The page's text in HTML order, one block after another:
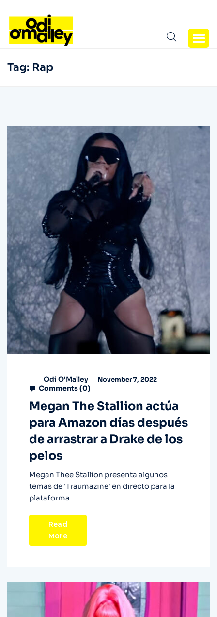
Tag: Rap
Odi O'Malley November 7, 2022
Comments (0)
Megan The Stallion actúa
para Amazon días después
de arrastrar a Drake de los
pelos
Megan Thee Stallion presenta algunos
temas de 'Traumazine' en directo para la
plataforma.
Read
More